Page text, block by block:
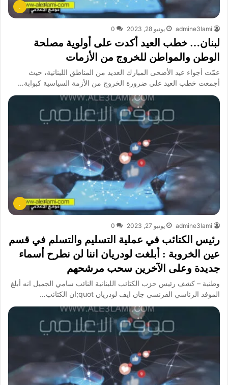
.
admine3lami يونيو 28, 2023 0
لبنان… خطب العيد أكدت على أولوية مصلحة
الوطن والمواطن للخروج من الأزمات
عمّت أجواء عيد الأضحى المبارك العديد من المناطق اللبنانية، حيث
أجمعت خطب العيد على ضرورة الخروج من الأزمة السياسية كبوابة…
.
admine3lami يونيو 27, 2023 0
رئيس الكتائب في عملية التسليم والتسلم في قسم
عين الخروبة : أبلغت لودريان اننا لن نطرح أسماء
جديدة وعلى الآخرين سحب مرشحهم
وطنية – كشف رئيس حزب الكتائب اللبنانية النائب سامي الجميل انه أبلغ
الموفد الرئاسي الفرنسي جان ايف لودريان quot;ان الكتائب…